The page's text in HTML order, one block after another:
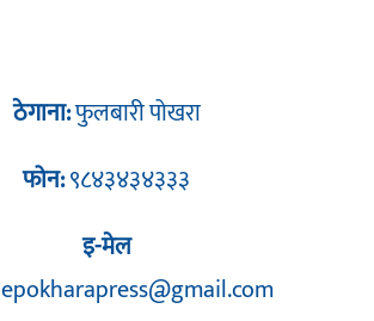
ठेगाना:फुलबारी पोखरा
फोन:९८४३४३४३३३
इ-मेल
epokharapress@gmail.com